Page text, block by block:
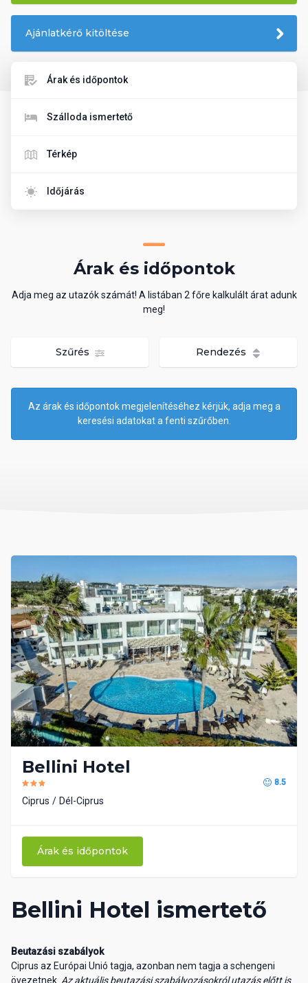
Ajánlatkérő kitöltése
Árak és időpontok
Szálloda ismertető
Térkép
Időjárás
Árak és időpontok
Adja meg az utazók számát! A listában 2 főre kalkulált árat adunk
meg!
Szűrés Rendezés
Az árak és időpontok megjelenítéséhez kérjük, adja meg a
keresési adatokat a fenti szűrőben.
Bellini Hotel ismertető
Beutazási szabályok
Ciprus az Európai Unió tagja, azonban nem tagja a schengeni
övezetnek. Az aktuális beutazási szabályozásokról utazás előtt is
Bellini Hotel
8.5
Ciprus Dél-Ciprus
Árak és időpontok